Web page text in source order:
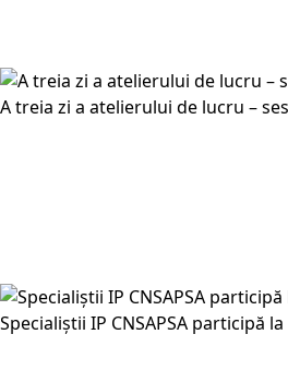
A treia zi a atelierului de lucru –
Specialiștii IP CNSAPSA participă